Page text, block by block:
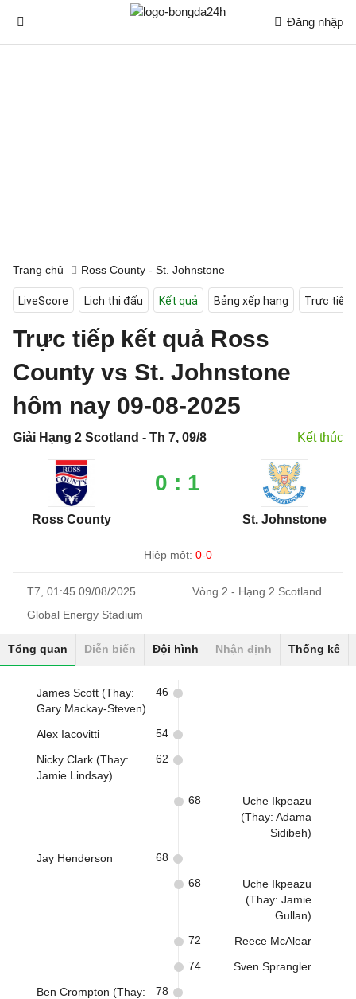
Đăng nhập
Trang chủ Ross County - St. Johnstone
LiveScore Lịch thi đấu Kết quả Bảng xếp hạng Trực tiếp
Trực tiếp kết quả Ross
County vs St. Johnstone
hôm nay 09-08-2025
Giải Hạng 2 Scotland - Th 7, 09/8 Kết thúc
Ross County
0 : 1
St. Johnstone
Hiệp một: 0-0
T7, 01:45 09/08/2025
Vòng 2 - Hạng 2 Scotland
Global Energy Stadium
Tổng quan Diễn biến Đội hình Nhận định Thống kê
James Scott (Thay:
Gary Mackay-Steven)
46
Alex Iacovitti 54
Nicky Clark (Thay:
Jamie Lindsay)
62
Uche Ikpeazu
(Thay: Adama
Sidibeh)
68
Jay Henderson 68
Uche Ikpeazu
(Thay: Jamie
Gullan)
68
Reece McAlear
72
Sven Sprangler
74
Ben Crompton (Thay:
78